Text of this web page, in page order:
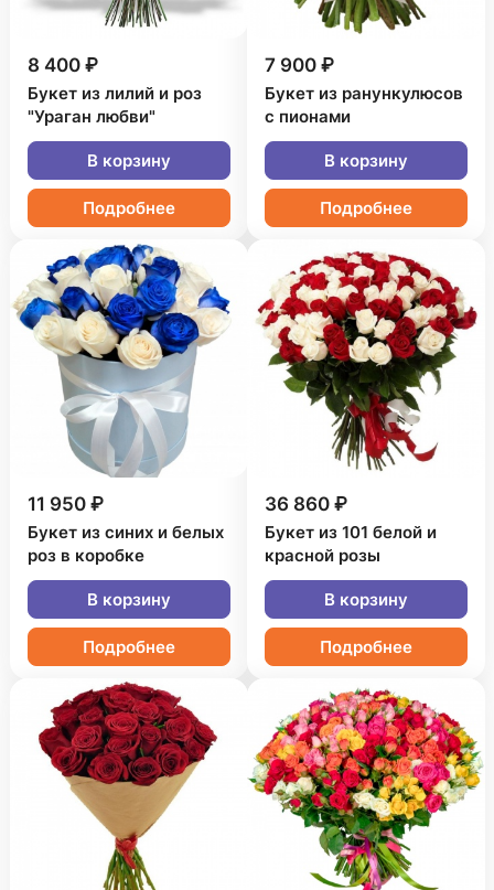
8 400 ₽
Букет из лилий и роз
"Ураган любви"
В корзину
Подробнее
7 900 ₽
Букет из ранункулюсов
с пионами
В корзину
Подробнее
11 950 ₽
Букет из синих и белых
роз в коробке
В корзину
Подробнее
36 860 ₽
Букет из 101 белой и
красной розы
В корзину
Подробнее